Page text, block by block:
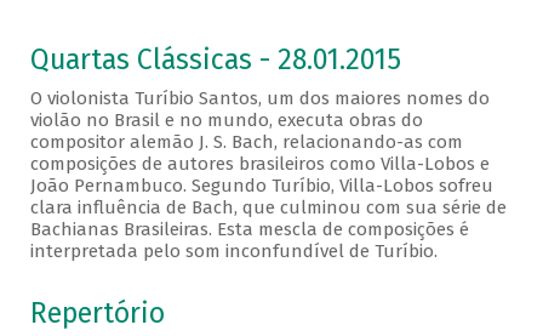
Quartas Clássicas - 28.01.2015
O violonista Turíbio Santos, um dos maiores nomes do
violão no Brasil e no mundo, executa obras do
compositor alemão J. S. Bach, relacionando-as com
composições de autores brasileiros como Villa-Lobos e
João Pernambuco. Segundo Turíbio, Villa-Lobos sofreu
clara influência de Bach, que culminou com sua série de
Bachianas Brasileiras. Esta mescla de composições é
interpretada pelo som inconfundível de Turíbio.
Repertório